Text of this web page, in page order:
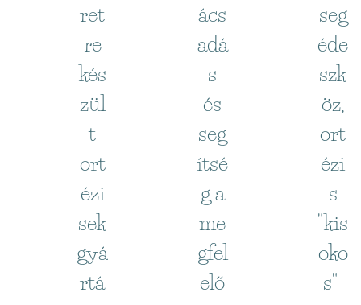
ret
re
kés
zül
t
ort
ézi
sek
gyá
rtá
ács
adá
s
és
seg
ítsé
g a
me
gfel
elő
seg
éde
szk
öz,
ort
ézi
s
"kis
oko
s"